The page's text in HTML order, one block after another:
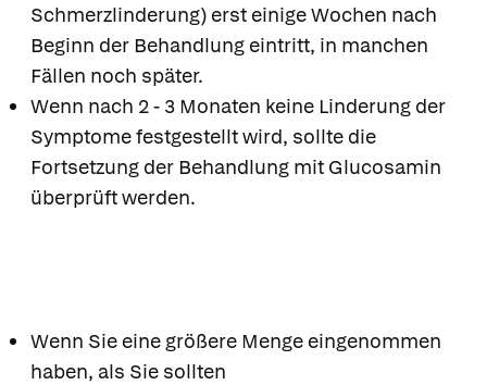
Schmerzlinderung) erst einige Wochen nach
Beginn der Behandlung eintritt, in manchen
Fällen noch später.
Wenn nach 2 - 3 Monaten keine Linderung der
Symptome festgestellt wird, sollte die
Fortsetzung der Behandlung mit Glucosamin
überprüft werden.
Wenn Sie eine größere Menge eingenommen
haben, als Sie sollten